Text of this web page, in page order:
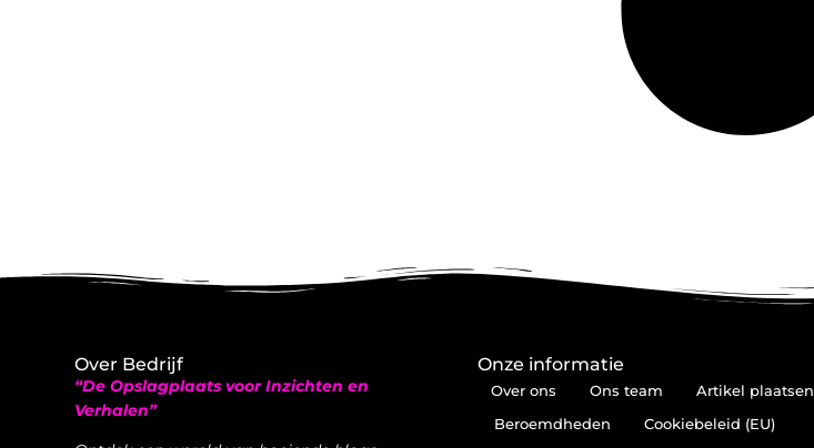
Over Bedrijf
“De Opslagplaats voor Inzichten en
Verhalen”
Onze informatie
Over ons Ons team Artikel plaatsen
Beroemdheden
Cookiebeleid (EU)